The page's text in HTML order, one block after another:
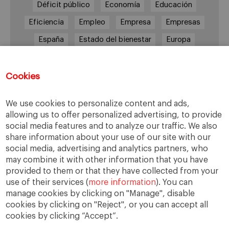
Cookies
We use cookies to personalize content and ads,
allowing us to offer personalized advertising, to provide
social media features and to analyze our traffic. We also
share information about your use of our site with our
social media, advertising and analytics partners, who
may combine it with other information that you have
provided to them or that they have collected from your
use of their services (more information). You can
manage cookies by clicking on "Manage", disable
cookies by clicking on "Reject", or you can accept all
cookies by clicking “Accept”.
Déficit público Economía Educación
Eficiencia Empleo Empresa Empresas
España Estado del bienestar Europa
Responsabilidad social
Sindicatos Sistema financiero Sociedad
Sostenibilidad Trabajo Valores Virtudes
Ética Ética de la empresa